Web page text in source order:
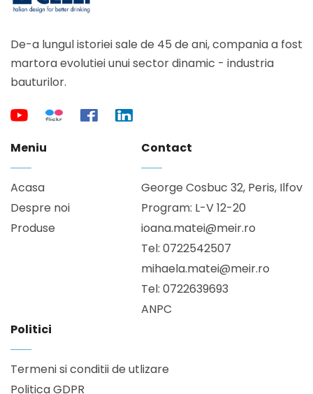
De-a lungul istoriei sale de 45 de ani, compania a fost
martora evolutiei unui sector dinamic - industria
bauturilor.
Meniu
Acasa
Despre noi
Produse
Contact
George Cosbuc 32, Peris, Ilfov
Program: L-V 12-20
ioana.matei@meir.ro
Tel: 0722542507
mihaela.matei@meir.ro
Tel: 0722639693
ANPC
Politici
Termeni si conditii de utlizare
Politica GDPR